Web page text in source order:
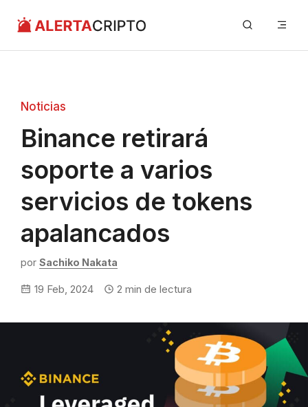
contenido
Noticias
Binance retirará
soporte a varios
servicios de tokens
apalancados
por Sachiko Nakata
19 Feb, 2024 2 min de lectura